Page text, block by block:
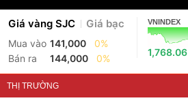
Giá vàng SJC Giá bạc
Mua vào 141,000
0%
Bán ra
144,000 0%
VNINDEX
1,768.06
THỊ TRƯỜNG